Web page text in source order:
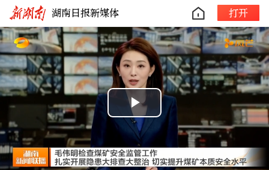
湖南日报新媒体 打开
Play
Video